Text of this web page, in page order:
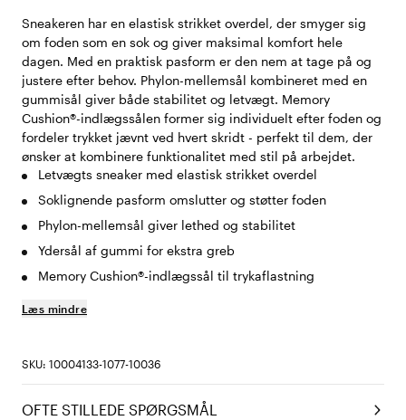
Sneakeren har en elastisk strikket overdel, der smyger sig
om foden som en sok og giver maksimal komfort hele
dagen. Med en praktisk pasform er den nem at tage på og
justere efter behov. Phylon-mellemsål kombineret med en
gummisål giver både stabilitet og letvægt. Memory
Cushion®-indlægssålen former sig individuelt efter foden og
fordeler trykket jævnt ved hvert skridt - perfekt til dem, der
ønsker at kombinere funktionalitet med stil på arbejdet.
Letvægts sneaker med elastisk strikket overdel
Soklignende pasform omslutter og støtter foden
Phylon-mellemsål giver lethed og stabilitet
Ydersål af gummi for ekstra greb
Memory Cushion®-indlægssål til trykaflastning
Læs mindre
SKU: 10004133-1077-10036
OFTE STILLEDE SPØRGSMÅL